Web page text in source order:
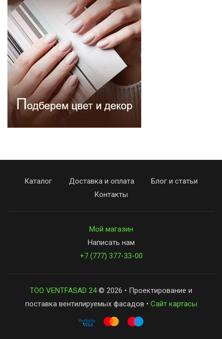
Каталог Доставка и оплата
Блог и статьи
Контакты
Мой магазин
Написать нам
+7 (777) 377-33-00
ТОО VENTFASAD 24© 2026 • Проектирование и
поставка вентилируемых фасадов • Сайт картасы